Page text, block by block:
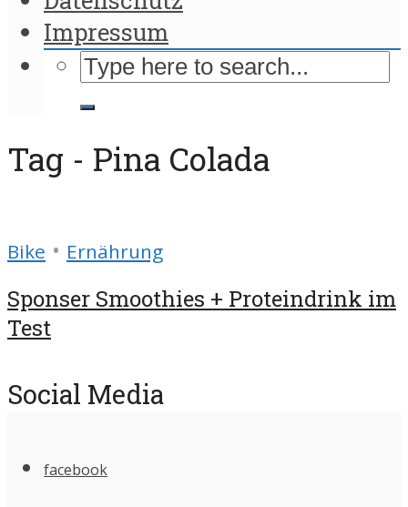
Impressum
Tag - Pina Colada
Bike • Ernährung
Sponser Smoothies + Proteindrink im
Test
Social Media
facebook